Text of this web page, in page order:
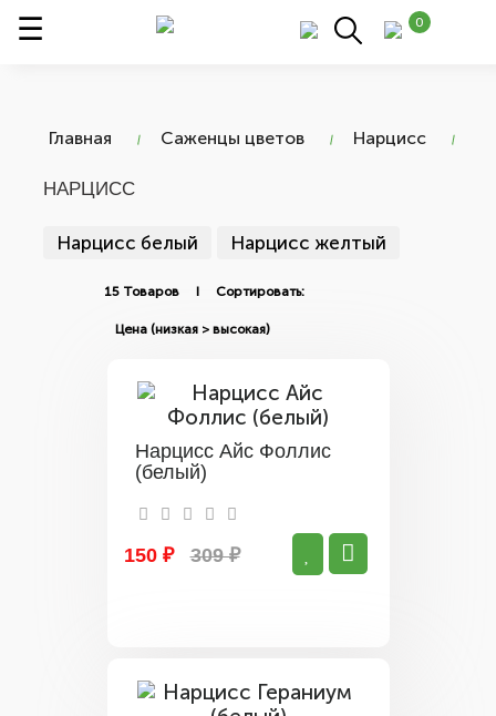
0
Главная Саженцы цветов Нарцисс
НАРЦИСС
Нарцисс белый Нарцисс желтый
15 Товаров I Сортировать:
Нарцисс Айс Фоллис
(белый)
150 ₽ 309 ₽